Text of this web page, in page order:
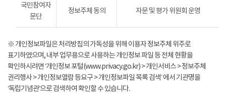
국민참여자
문단
정보주체 동의 자문 및 평가 위원회 운영
※ 개인정보파일은 처리방침의 가독성을 위해 이용자 정보주체 위주로
표기하였으며, 내부 업무용으로 사용하는 개인정보 파일 등 전체 현황을
확인하시려면 ‘개인정보 포털(www.privacy.go.kr) > 개인서비스 > 정보주체
권리행사 > 개인정보열람 등요구 > 개인정보파일 목록 검색’ 에서 기관명을
‘독립기념관’으로 검색하여 확인할 수 있습니다.